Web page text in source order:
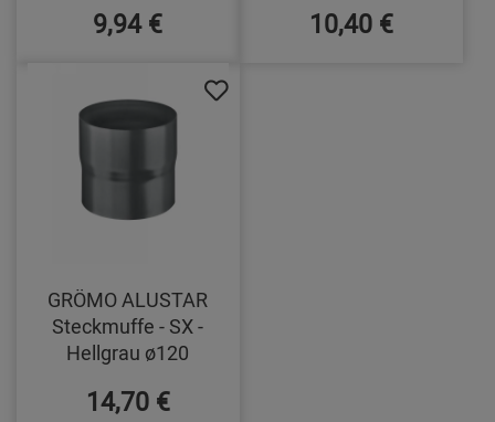
9,94 € 10,40 €
GRÖMO ALUSTAR
Steckmuffe - SX -
Hellgrau ø120
14,70 €